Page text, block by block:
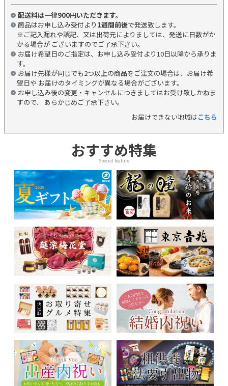
配送料は一律900円いただきます。
商品はお申し込み受付より 1週間前後で発送致します。
※ご記入漏れや誤記、又は出荷元によりましては、発送に日数がか
かる場合が ございますのでご了承下さい。
お届け希望日のご指定は、お申し込み受付より10日以降から承りま
す。
お届け先様が同じでも2つ以上の商品をご注文の場合は、お届け希
望日や お届けのタイミングが異なる場合がございます。
お申し込み後の変更・キャンセルにつきましてはお受け致しかねま
すので、 あらかじめご了承下さい。
お届けできない地域はこちら
おすすめ特集
Special feature